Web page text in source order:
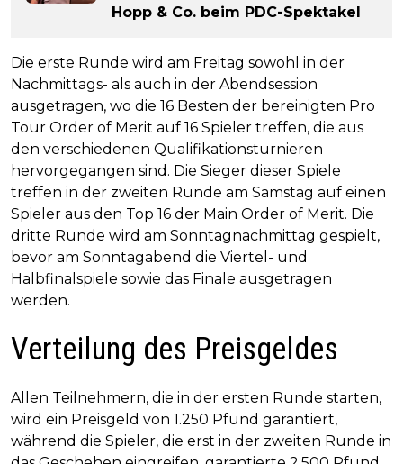
Hopp & Co. beim PDC-Spektakel
Die erste Runde wird am Freitag sowohl in der
Nachmittags- als auch in der Abendsession
ausgetragen, wo die 16 Besten der bereinigten Pro
Tour Order of Merit auf 16 Spieler treffen, die aus
den verschiedenen Qualifikationsturnieren
hervorgegangen sind. Die Sieger dieser Spiele
treffen in der zweiten Runde am Samstag auf einen
Spieler aus den Top 16 der Main Order of Merit. Die
dritte Runde wird am Sonntagnachmittag gespielt,
bevor am Sonntagabend die Viertel- und
Halbfinalspiele sowie das Finale ausgetragen
werden.
Verteilung des Preisgeldes
Allen Teilnehmern, die in der ersten Runde starten,
wird ein Preisgeld von 1.250 Pfund garantiert,
während die Spieler, die erst in der zweiten Runde in